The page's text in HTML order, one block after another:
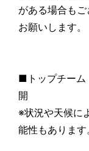
がある場合も
お願いします。
■トップチー
開
※状況や天候に
能性もあります